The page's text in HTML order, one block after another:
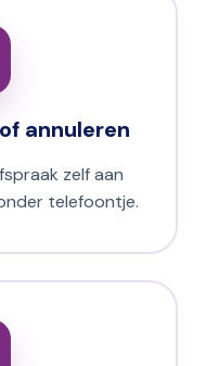
annuleren
zelf aan
telefoontje.